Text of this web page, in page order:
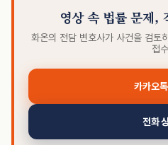
영상 속 법률 문제,
화온의 전담 변호사가 사건을 검토
접수
카카오
전화